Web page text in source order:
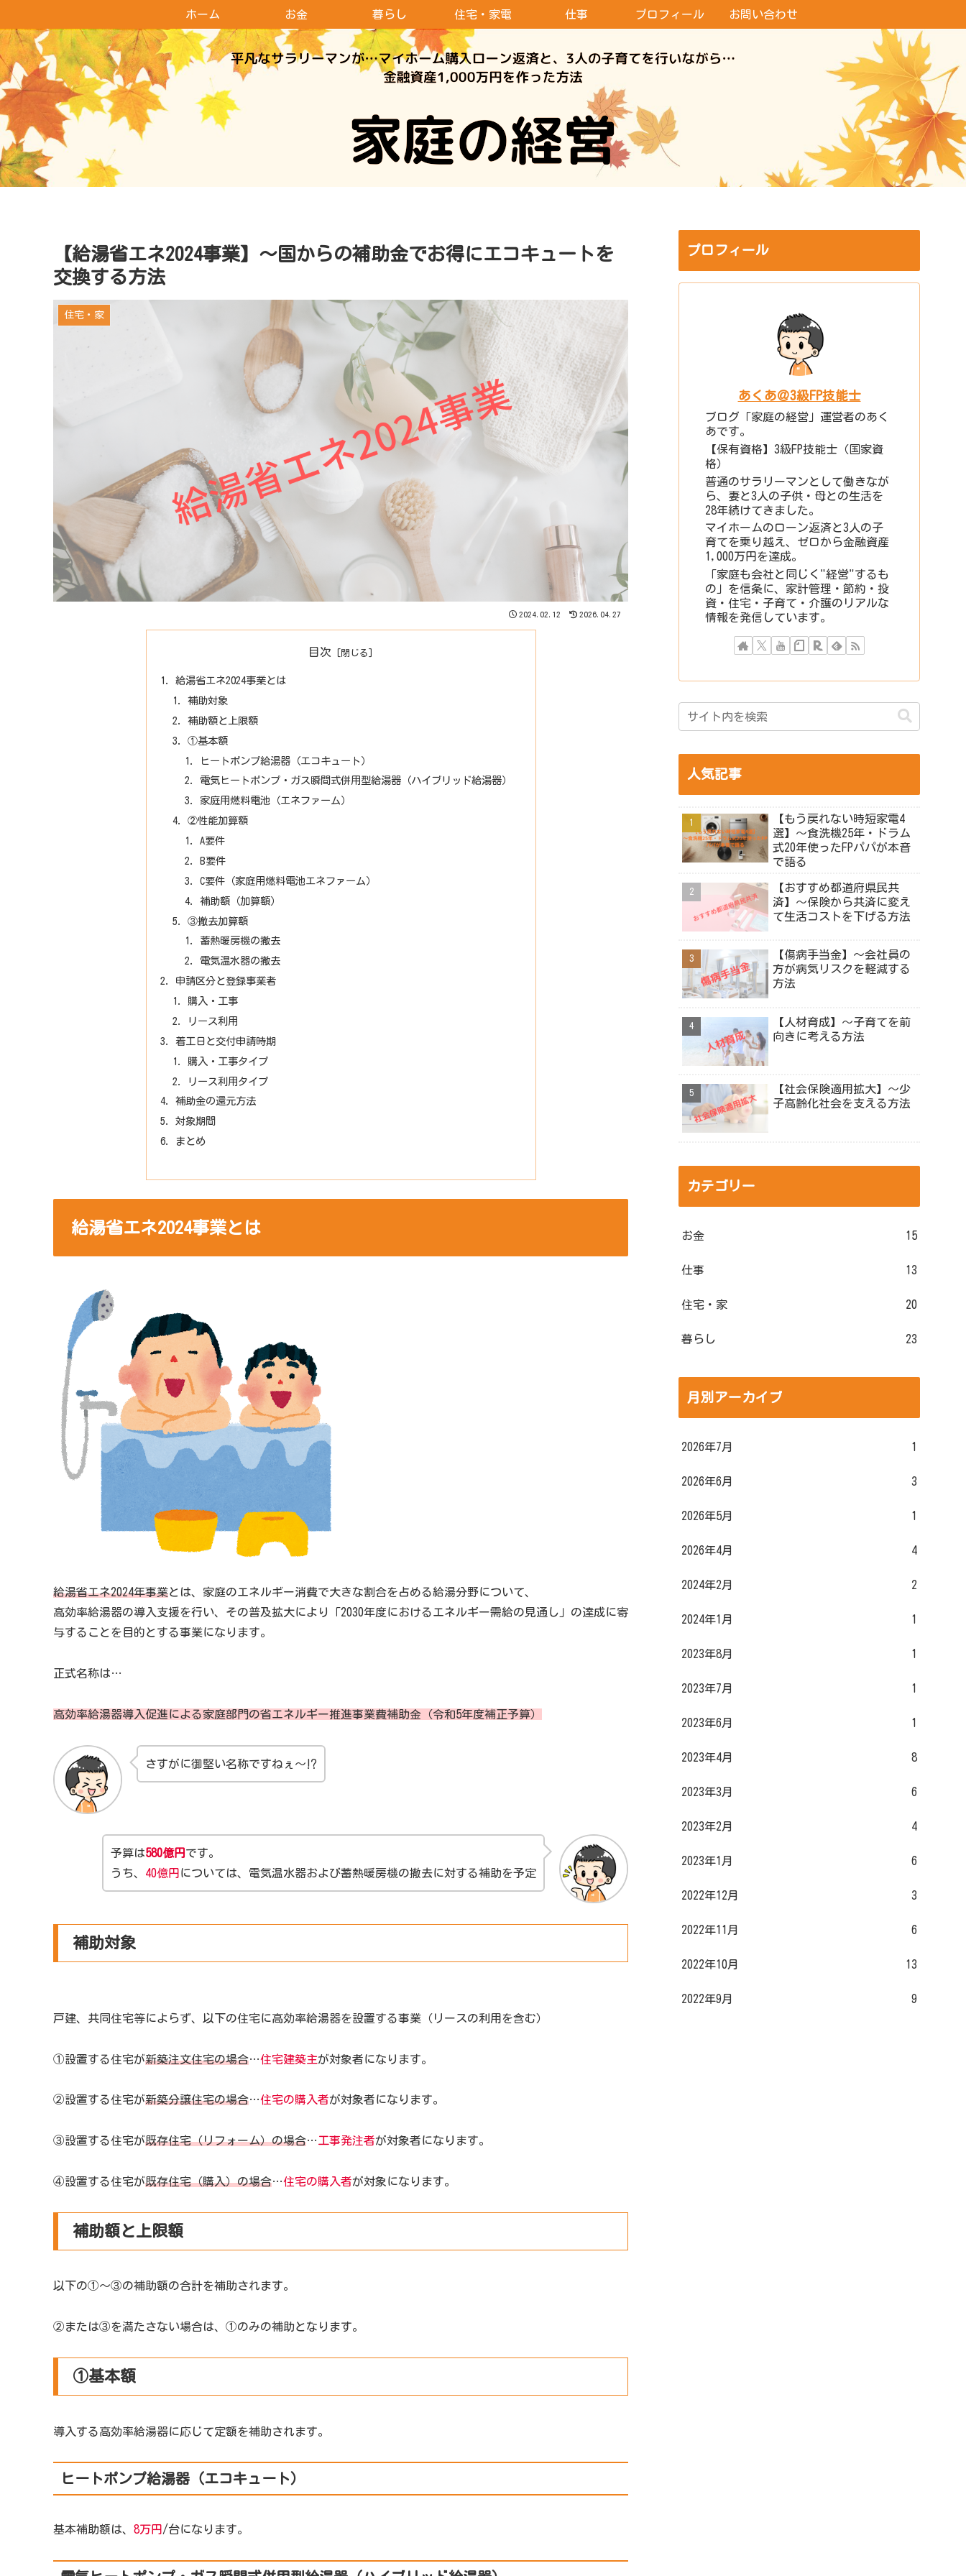
ホーム お金 暮らし 住宅・家電 仕事 プロフィール お問い合わせ
【給湯省エネ2024事業】～国からの補助金でお得にエコキュートを
交換する方法
住宅・家
2024.02.12 2026.04.27
目次
給湯省エネ2024事業とは
補助対象
補助額と上限額
①基本額
ヒートポンプ給湯器（エコキュート）
電気ヒートポンプ・ガス瞬間式併用型給湯器（ハイブリッド給湯器）
家庭用燃料電池（エネファーム）
②性能加算額
A要件
B要件
C要件（家庭用燃料電池エネファーム）
補助額（加算額）
③撤去加算額
蓄熱暖房機の撤去
電気温水器の撤去
申請区分と登録事業者
購入・工事
リース利用
着工日と交付申請時期
購入・工事タイプ
リース利用タイプ
補助金の還元方法
対象期間
まとめ
給湯省エネ2024事業とは
給湯省エネ2024年事業とは、家庭のエネルギー消費で大きな割合を占める給湯分野について、
高効率給湯器の導入支援を行い、その普及拡大により「2030年度におけるエネルギー需給の見通し」の達成に寄
与することを目的とする事業になります。
正式名称は…
高効率給湯器導入促進による家庭部門の省エネルギー推進事業費補助金（令和5年度補正予算）
さすがに御堅い名称ですねぇ～⁉
予算は580億円 です。
うち、 40億円 については、電気温水器および蓄熱暖房機の撤去に対する補助を予定
補助対象
戸建、共同住宅等によらず、以下の住宅に高効率給湯器を設置する事業（リースの利用を含む）
①設置する住宅が新築注文住宅の場合…住宅建築主が対象者になります。
②設置する住宅が新築分譲住宅の場合…住宅の購入者が対象者になります。
③設置する住宅が既存住宅（リフォーム）の場合… 工事発注者が対象者になります。
④設置する住宅が既存住宅（購入）の場合…住宅の購入者が対象になります。
補助額と上限額
以下の①～③の補助額の合計を補助されます。
②または③を満たさない場合は、①のみの補助となります。
①基本額
導入する高効率給湯器に応じて定額を補助されます。
ヒートポンプ給湯器（エコキュート）
基本補助額は、 8万円 /台になります。
プロフィール
あくあ＠3級FP技能士
ブログ「家庭の経営」運営者のあく
あです。
【保有資格】3級FP技能士（国家資
格）
普通のサラリーマンとして働きなが
ら、妻と3人の子供・母との生活を
28年続けてきました。
マイホームのローン返済と3人の子
育てを乗り越え、ゼロから金融資産
1,000万円を達成。
「家庭も会社と同じく"経営"するも
の」を信条に、家計管理・節約・投
資・住宅・子育て・介護のリアルな
情報を発信しています。
人気記事
【もう戻れない時短家電4
選】～食洗機25年・ドラム
式20年使ったFPパパが本音
で語る
【おすすめ都道府県民共
済】～保険から共済に変え
て生活コストを下げる方法
【傷病手当金】～会社員の
方が病気リスクを軽減する
方法
【人材育成】～子育てを前
向きに考える方法
【社会保険適用拡大】～少
子高齢化社会を支える方法
カテゴリー
お金 15
仕事 13
住宅・家 20
暮らし 23
月別アーカイブ
2026年7月 1
2026年6月 3
2026年5月 1
2026年4月 4
2024年2月 2
2024年1月 1
2023年8月 1
2023年7月 1
2023年6月 1
2023年4月 8
2023年3月 6
2023年2月 4
2023年1月 6
2022年12月 3
2022年11月 6
2022年10月 13
2022年9月 9